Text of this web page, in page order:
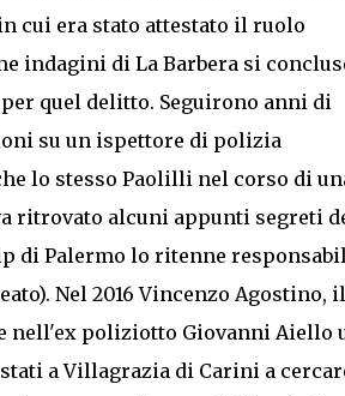
cui era stato attestato il ruolo
indagini di La Barbera si
quel delitto. Seguirono anni di
su un ispettore di polizia
lo stesso Paolilli nel corso di
ritrovato alcuni appunti segreti
di Palermo lo ritenne
Nel 2016 Vincenzo Agostino, il
nell'ex poliziotto Giovanni Aiello
a Villagrazia di Carini a